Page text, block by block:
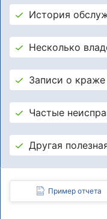
История
Несколько
Записи о краже
Частые
Другая
Пример отчета